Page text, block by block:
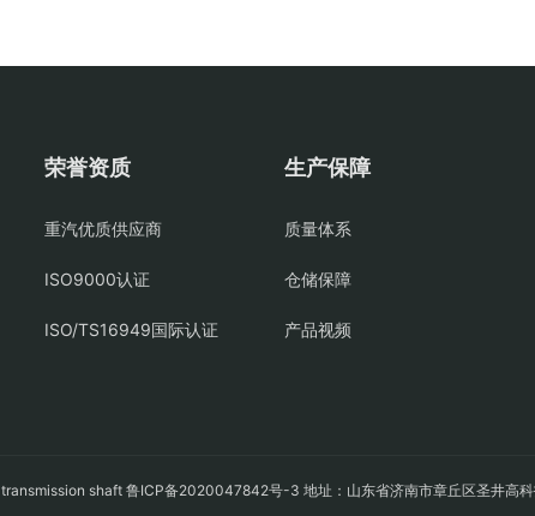
荣誉资质
重汽优质供应商
ISO9000认证
ISO/TS16949国际认证
生产保障
质量体系
仓储保障
产品视频
transmission shaft 鲁ICP备2020047842号-3 地址：山东省济南市章丘区圣井